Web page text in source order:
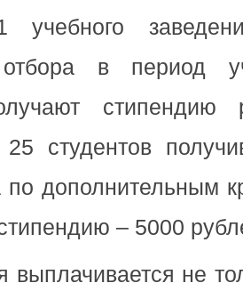
учебного
отбора в период
студентов
дополнительным
– 5000
выплачивается не